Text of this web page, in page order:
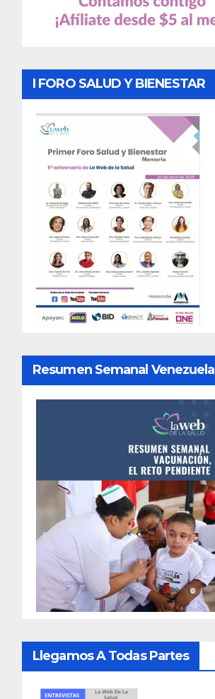
I FORO SALUD Y BIENESTAR
Resumen Semanal Venezuela
Llegamos A Todas Partes